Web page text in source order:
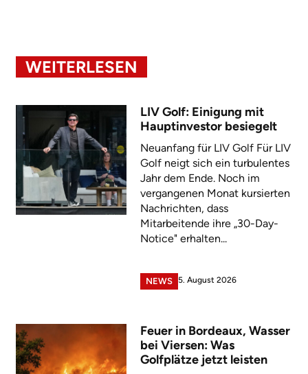
WEITERLESEN
LIV Golf: Einigung mit
Hauptinvestor besiegelt
Neuanfang für LIV Golf Für LIV
Golf neigt sich ein turbulentes
Jahr dem Ende. Noch im
vergangenen Monat kursierten
Nachrichten, dass
Mitarbeitende ihre „30-Day-
Notice" erhalten...
NEWS 5. August 2026
Feuer in Bordeaux, Wasser
bei Viersen: Was
Golfplätze jetzt leisten